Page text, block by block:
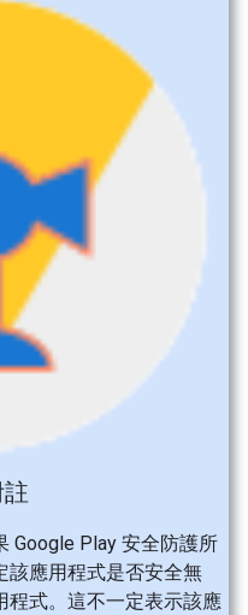
Google Play 安全防護所
該應用程式是否安全無
程式。這不一定表示該應